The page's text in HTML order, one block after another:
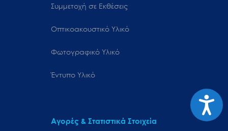
Συμμετοχή σε Εκθέσεις
Οπτικοακουστικό Υλικό
Φωτογραφικό Υλικό
Έντυπο Υλικό
Αγορές & Στατιστικά Στοιχεία